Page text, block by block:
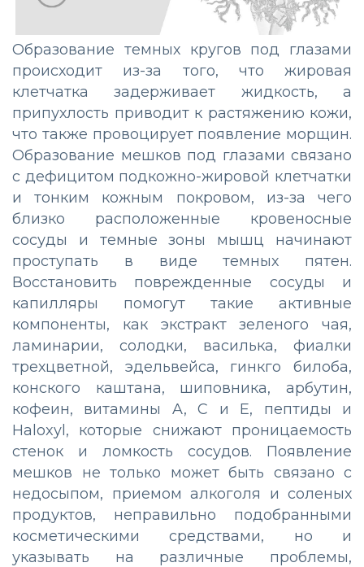
Образование темных кругов под глазами
происходит из-за того, что жировая
клетчатка задерживает жидкость, а
припухлость приводит к растяжению кожи,
что также провоцирует появление морщин.
Образование мешков под глазами связано
с дефицитом подкожно-жировой клетчатки
и тонким кожным покровом, из-за чего
близко расположенные кровеносные
сосуды и темные зоны мышц начинают
проступать в виде темных пятен.
Восстановить поврежденные сосуды и
капилляры помогут такие активные
компоненты, как экстракт зеленого чая,
ламинарии, солодки, василька, фиалки
трехцветной, эдельвейса, гинкго билоба,
конского каштана, шиповника, арбутин,
кофеин, витамины A, С и Е, пептиды и
Haloxyl, которые снижают проницаемость
стенок и ломкость сосудов. Появление
мешков не только может быть связано с
недосыпом, приемом алкоголя и соленых
продуктов, неправильно подобранными
косметическими средствами, но и
указывать на различные проблемы,